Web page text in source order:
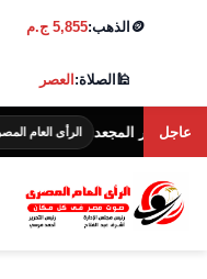
🪙 الذهب:5,855 ج.م
🕌الصلاة:العصر
عاجل الرأى العام المصرى